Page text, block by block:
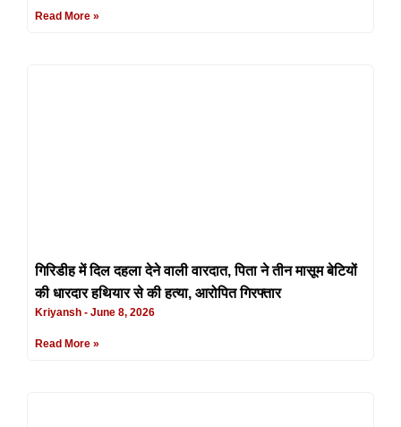
Read More »
गिरिडीह में दिल दहला देने वाली वारदात, पिता ने तीन मासूम बेटियों
की धारदार हथियार से की हत्या, आरोपित गिरफ्तार
Kriyansh June 8, 2026
Read More »